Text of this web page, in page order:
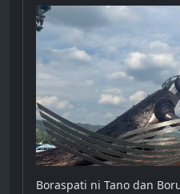
Boraspati ni Tano dan